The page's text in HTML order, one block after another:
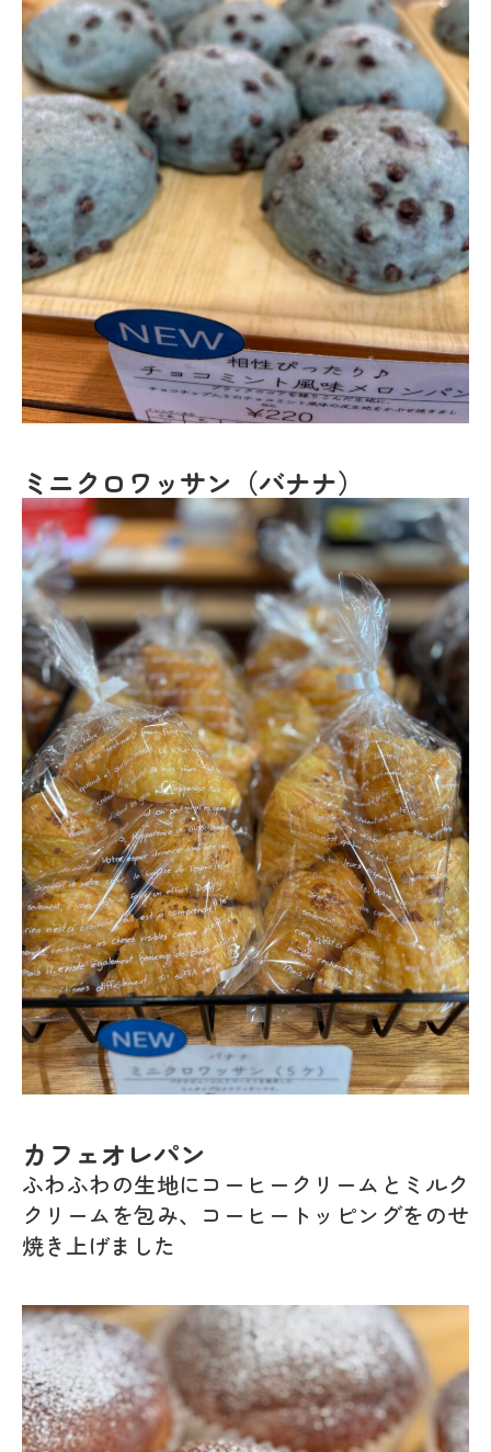
ミニクロワッサン（バナナ）
カフェオレパン
ふわふわの生地にコーヒークリームとミルク
クリームを包み、コーヒートッピングをのせ
焼き上げました